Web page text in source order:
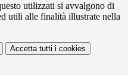
utilizzati si avvalgono di
utili alle finalità illustrate nella
Accetta tutti i cookies